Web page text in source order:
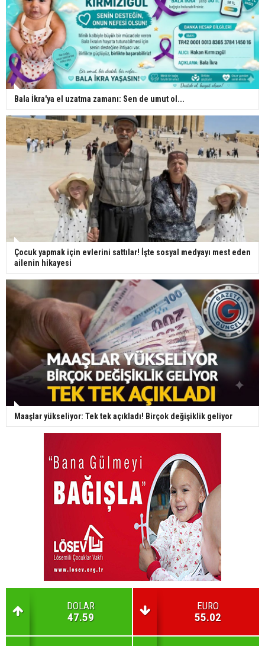
Bala İkra'ya el uzatma zamanı: Sen de umut ol...
Çocuk yapmak için evlerini sattılar! İşte sosyal medyayı mest eden
ailenin hikayesi
Maaşlar yükseliyor: Tek tek açıkladı! Birçok değişiklik geliyor
DOLAR
47.59
EURO
55.02